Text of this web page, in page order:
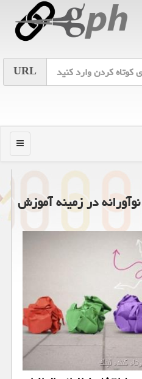
URL
منو
در زمینه آموزش